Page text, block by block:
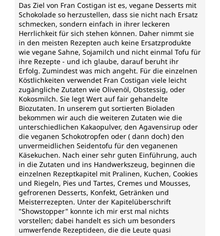
Das Ziel von Fran Costigan ist es, vegane Desserts mit
Schokolade so herzustellen, dass sie nicht nach Ersatz
schmecken, sondern einfach in ihrer leckeren
Herrlichkeit für sich stehen können. Daher nimmt sie
in den meisten Rezepten auch keine Ersatzprodukte
wie vegane Sahne, Sojamilch und nicht einmal Tofu für
ihre Rezepte - und ich glaube, darauf beruht ihr
Erfolg. Zumindest was mich angeht. Für die einzelnen
Köstlichkeiten verwendet Fran Costigan viele leicht
zugängliche Zutaten wie Olivenöl, Obstessig, oder
Kokosmilch. Sie legt Wert auf fair gehandelte
Biozutaten. In unserem gut sortierten Bioladen
bekommen wir auch die weiteren Zutaten wie die
unterschiedlichen Kakaopulver, den Agavensirup oder
die veganen Schokotropfen oder ( dann doch) den
unvermeidlichen Seidentofu für den veganenen
Käsekuchen. Nach einer sehr guten Einführung, auch
in die Zutaten und ins Handwerkszeug, beginnen die
einzelnen Rezeptkapitel mit Pralinen, Kuchen, Cookies
und Riegeln, Pies und Tartes, Cremes und Mousses,
gefrorenen Desserts, Konfekt, Getränken und
Meisterrezepten. Unter der Kapitelüberschrift
"Showstopper" konnte ich mir erst mal nichts
vorstellen; dabei handelt es sich um besonders
umwerfende Rezeptideen, die die Leute quasi